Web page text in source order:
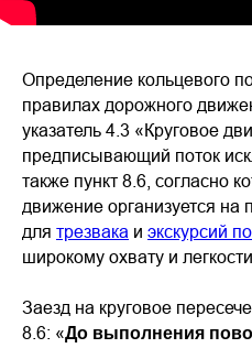
Определение кольцевого
правилах дорожного
указатель 4.3 «Круговое
предписывающий поток
также пункт 8.6, согласно
движение организуется на
для трезвака и экскурсий
широкому охвату и
Заезд на круговое
8.6: «До выполнения